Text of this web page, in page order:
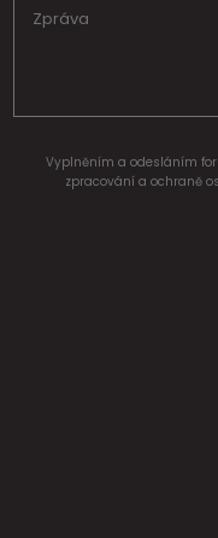
Vyplněním a odesláním
zpracování a ochraně